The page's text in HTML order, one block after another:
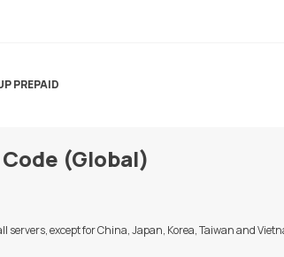
PREPAID
(Global)
servers, except for China, Japan, Korea, Taiwan and